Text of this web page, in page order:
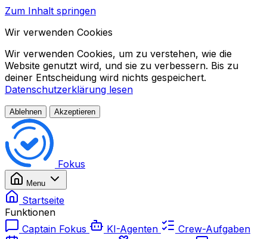
Zum Inhalt springen
Wir verwenden Cookies
Wir verwenden Cookies, um zu verstehen, wie die
Website genutzt wird, und sie zu verbessern. Bis zu
deiner Entscheidung wird nichts gespeichert.
Datenschutzerklärung lesen
Ablehnen Akzeptieren
Fokus
Menu
Startseite
Funktionen
Captain Fokus
KI-Agenten
Crew-Aufgaben